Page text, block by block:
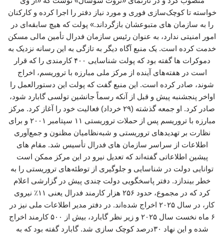
خواسته تا کوچک‌سازی فوری و مورد نیاز دفتر را اجرا کرده و کارکنان
را به سازمان های متبوعشان بازگرداند.» پولت که هیچ سابقه‌ای در
امور امنیتی ندارد، به عنوان رئیس سازمان فدرال تأمین مالی مسکن
خدمت کرده است. یک منبع آگاه دیگر به تازگی به این رسانه نزدیک به
دموکرات ها گفته بود که پولت شناسایی ۴۰۰ کارمندی را که قرار
است در هفته‌های آینده از مرکز ملی مبارزه با تروریسم، اخراج
شوند، صادر کرده است. این منبع گفت که پولت این دستورالعمل را
اواخر پنجشنبه پیش و قبل از آنکه رسماً جانشین تولسی گابارد شود،
صادر کرد. او جمعه گذشته (۲۹ خرداد) فعالیت خود را آغاز کرد. مرکز
مبارزه با تروریسم پس از حملات تروریستی ۱۱ سپتامبر ۲۰۰۱ و برای
نظارت بر تهدیدهای تروریستی و شبه‌نظامیان مظنون و جمع‌آوری
اطلاعات از سراسر سازمان های فدرال تأسیس شد. مقام های
پیشین اطلاعاتی گفته‌اند که تعدیل نیرو در این مرکز ممکن است
توانایی دولت در شناسایی و جلوگیری از توطئه‌های تروریستی را به
خطر بیندازد. دفتر پاسخگویی دولت چندی پیش در گزارشی اعلام
کرد که در مجموع، حدود ۲۵۶ هزار کارمند فدرال یعنی ۱۱٪ نیروی
کار، در سال ۲۰۲۵ اخراج شده‌اند. در دفتر مدیر اطلاعات ملی نیز در
۶ ماه نخست سال ۲۰۲۵ و زیر نظر گابارد، بیش از ۵۰۰ کارمند اخراج
شده و این نهاد ۳۰درصد کوچک سازی شد. گابارد گفته بود که به